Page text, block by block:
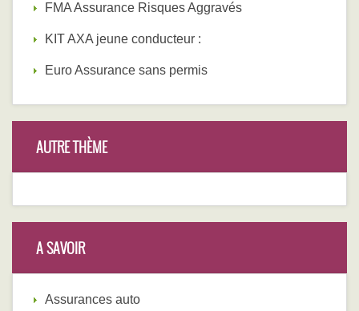
FMA Assurance Risques Aggravés
KIT AXA jeune conducteur :
Euro Assurance sans permis
AUTRE THÈME
A SAVOIR
Assurances auto